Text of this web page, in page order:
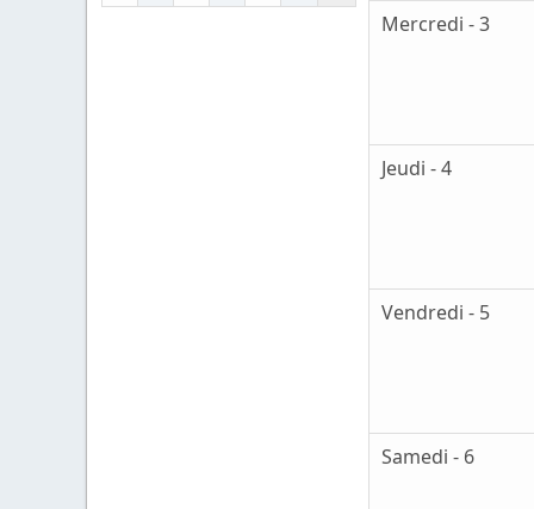
Mercredi - 3
Jeudi - 4
Vendredi - 5
Samedi - 6